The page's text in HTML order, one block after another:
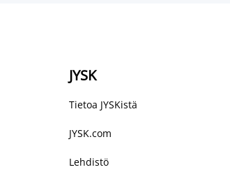
JYSK
Tietoa JYSKistä
JYSK.com
Lehdistö